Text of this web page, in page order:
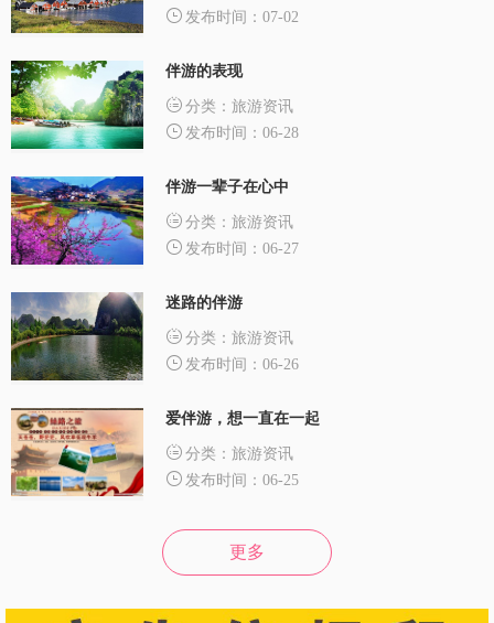
发布时间：07-02
伴游的表现
分类：旅游资讯
发布时间：06-28
伴游一辈子在心中
分类：旅游资讯
发布时间：06-27
迷路的伴游
分类：旅游资讯
发布时间：06-26
爱伴游，想一直在一起
分类：旅游资讯
发布时间：06-25
更多